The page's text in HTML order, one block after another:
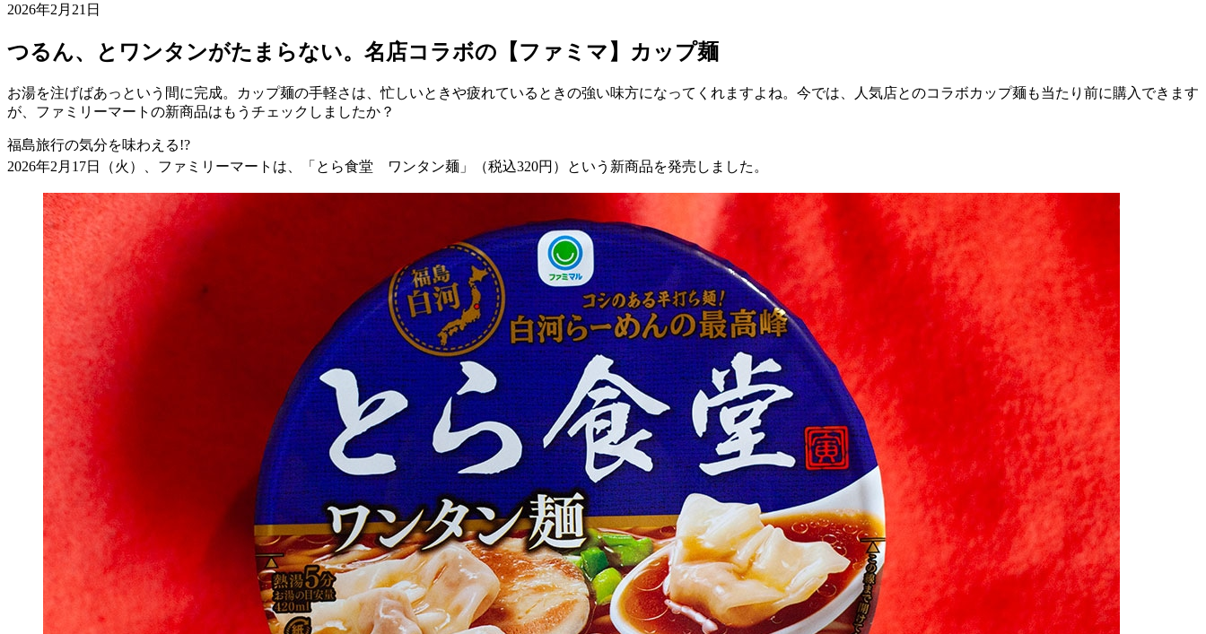
2026年2月21日
つるん、とワンタンがたまらない。名店コラボの【ファミマ】カップ麺
お湯を注げばあっという間に完成。カップ麺の手軽さは、忙しいときや疲れているときの強い味方になってくれますよね。今では、人気店とのコラボカップ麺も当たり前に購入できます
が、ファミリーマートの新商品はもうチェックしましたか？
福島旅行の気分を味わえる!?
2026年2 月 17日（火）、ファミリーマートは、「とら食堂 ワンタン麺」（税込320円）という新商品を発売しました。